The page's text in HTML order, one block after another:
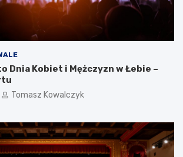
Dnia Kobiet i Mężczyzn w Łebie –
Tomasz Kowalczyk